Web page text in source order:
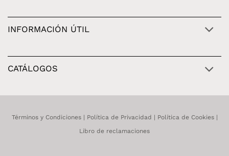
INFORMACIÓN ÚTIL
CATÁLOGOS
Términos y Condiciones| Política de Privacidad Política de Cookies|
Libro de reclamaciones